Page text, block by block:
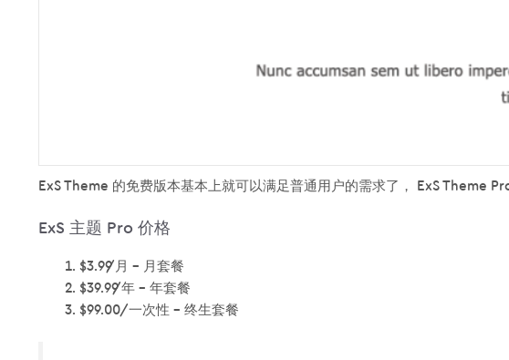
ExS Theme 的免费版本基本上就可以满足普通用户的需求了， ExS Theme
ExS 主题 Pro 价格
$3.99/月 - 月套餐
$39.99/年 - 年套餐
$99.00/一次性 - 终生套餐